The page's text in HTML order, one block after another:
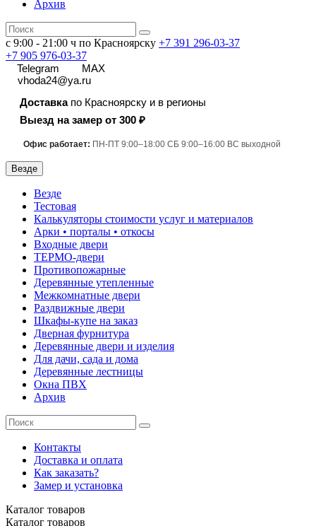
Архив
с 9:00 - 21:00 ч по Красноярску +7 391 296-03-37
+7 905 976-03-37
Telegram
MAX
vhoda24@ya.ru
Доставкапо Красноярску и в регионы
Выезд на замер от 300 ₽
Офис работает: ПН-ПТ 9:00–18:00 СБ 9:00–16:00 ВС выходной
Везде
Везде
Тестовая
Калькуляторы стоимости услуг и материалов
Арки • порталы • откосы
Входные двери
ТЕРМО-двери
Противопожарные
Деревянные утепленные
Межкомнатные двери
Раздвижные двери
Шкафы-купе на заказ
Дверная фурнитура
Деревянные двери и изделия
Для дачи, сада и дома
Деревянные лестницы
Окна ПВХ
Архив
Контакты
Доставка и оплата
Как заказать?
Замер и установка
Каталог товаров
Каталог товаров